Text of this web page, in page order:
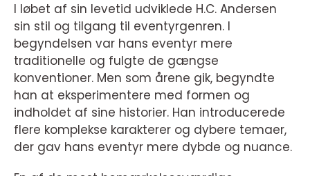
I løbet af sin levetid udviklede H.C. Andersen
sin stil og tilgang til eventyrgenren. I
begyndelsen var hans eventyr mere
traditionelle og fulgte de gængse
konventioner. Men som årene gik, begyndte
han at eksperimentere med formen og
indholdet af sine historier. Han introducerede
flere komplekse karakterer og dybere temaer,
der gav hans eventyr mere dybde og nuance.